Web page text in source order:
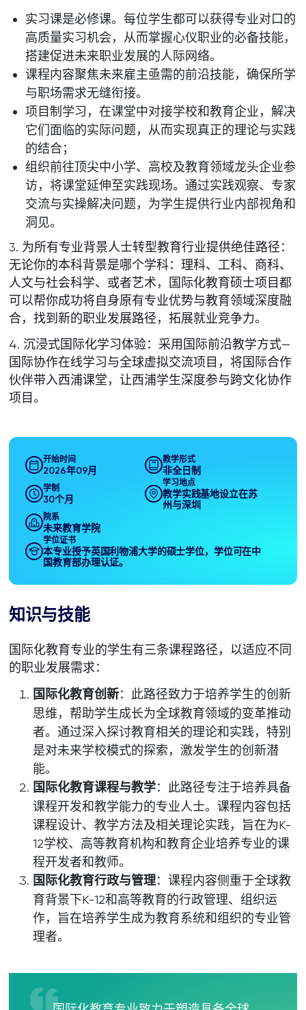
实习课是必修课。每位学生都可以获得专业对口的
高质量实习机会，从而掌握心仪职业的必备技能，
搭建促进未来职业发展的人际网络。
课程内容聚焦未来雇主亟需的前沿技能，确保所学
与职场需求无缝衔接。
项目制学习，在课堂中对接学校和教育企业，解决
它们面临的实际问题，从而实现真正的理论与实践
的结合；
组织前往顶尖中小学、高校及教育领域龙头企业参
访，将课堂延伸至实践现场。通过实践观察、专家
交流与实操解决问题，为学生提供行业内部视角和
洞见。
3. 为所有专业背景人士转型教育行业提供绝佳路径：
无论你的本科背景是哪个学科：理科、工科、商科、
人文与社会科学、或者艺术，国际化教育硕士项目都
可以帮你成功将自身原有专业优势与教育领域深度融
合，找到新的职业发展路径，拓展就业竞争力。
4. 沉浸式国际化学习体验：采用国际前沿教学方式—
国际协作在线学习与全球虚拟交流项目，将国际合作
伙伴带入西浦课堂，让西浦学生深度参与跨文化协作
项目。
开始时间
2026年09月
教学形式
非全日制
学制
30个月
学习地点
教学实践基地设立在苏
州与深圳
院系
未来教育学院
学位证书
本专业授予英国利物浦大学的硕士学位，学位可在中
国教育部办理认证。
知识与技能
国际化教育专业的学生有三条课程路径，以适应不同
的职业发展需求：
国际化教育创新：此路径致力于培养学生的创新
思维，帮助学生成长为全球教育领域的变革推动
者。通过深入探讨教育相关的理论和实践，特别
是对未来学校模式的探索，激发学生的创新潜
能。
国际化教育课程与教学：此路径专注于培养具备
课程开发和教学能力的专业人士。课程内容包括
课程设计、教学方法及相关理论实践，旨在为K-
12学校、高等教育机构和教育企业培养专业的课
程开发者和教师。
国际化教育行政与管理：课程内容侧重于全球教
育背景下K-12和高等教育的行政管理、组织运
作，旨在培养学生成为教育系统和组织的专业管
理者。